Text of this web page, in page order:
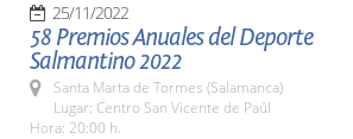
25/11/2022
58 Premios Anuales del Deporte
Salmantino 2022
Santa Marta de Tormes (Salamanca)
Lugar: Centro San Vicente de Paúl
Hora: 20:00 h.